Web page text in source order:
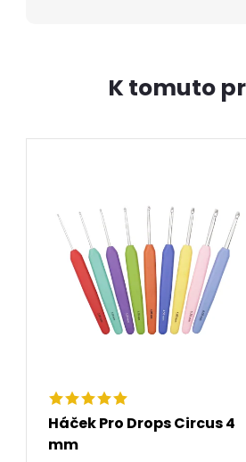
K tomuto
Háček Pro Drops Circus 4
mm